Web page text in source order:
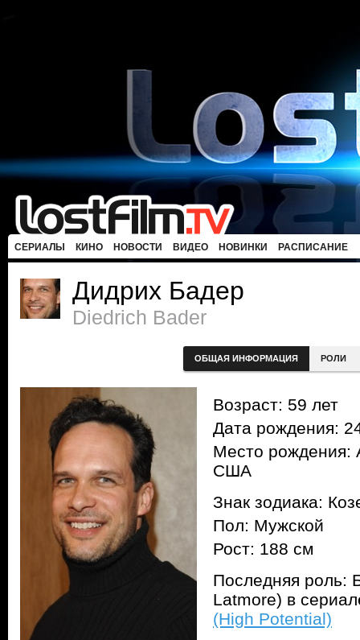
СЕРИАЛЫ КИНО НОВОСТИ ВИДЕО НОВИНКИ РАСПИСАНИЕ
Дидрих Бадер
Diedrich Bader
ОБЩАЯ ИНФОРМАЦИЯ РОЛИ
Возраст: 59 лет
Дата рождения:
Место рождения:
США
Знак зодиака:
Пол: Мужской
Рост: 188 см
Последняя роль:
Latmore) в
(High Potential)